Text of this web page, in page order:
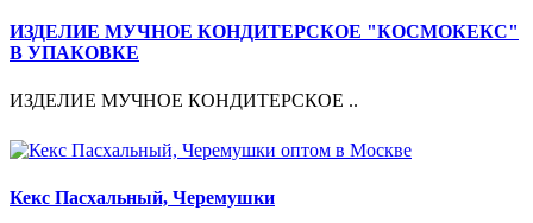
ИЗДЕЛИЕ МУЧНОЕ КОНДИТЕРСКОЕ "КОСМОКЕКС"
В УПАКОВКЕ
ИЗДЕЛИЕ МУЧНОЕ КОНДИТЕРСКОЕ ..
Кекс Пасхальный, Черемушки